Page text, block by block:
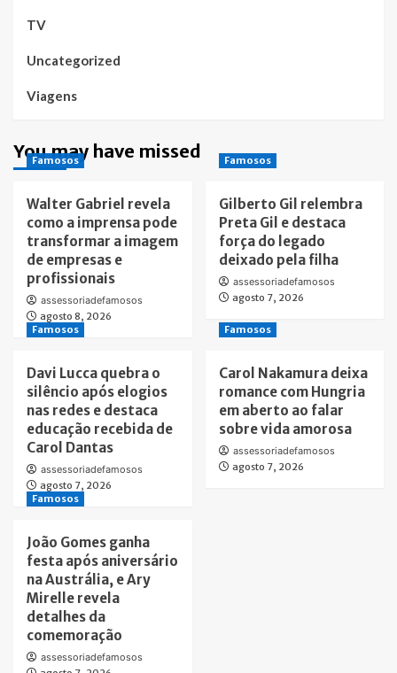
TV
Uncategorized
Viagens
You may have missed
Famosos
Walter Gabriel revela
como a imprensa pode
transformar a imagem
de empresas e
profissionais
assessoriadefamosos
agosto 8, 2026
Famosos
Gilberto Gil relembra
Preta Gil e destaca
força do legado
deixado pela filha
assessoriadefamosos
agosto 7, 2026
Famosos
Davi Lucca quebra o
silêncio após elogios
nas redes e destaca
educação recebida de
Carol Dantas
assessoriadefamosos
agosto 7, 2026
Famosos
Carol Nakamura deixa
romance com Hungria
em aberto ao falar
sobre vida amorosa
assessoriadefamosos
agosto 7, 2026
Famosos
João Gomes ganha
festa após aniversário
na Austrália, e Ary
Mirelle revela
detalhes da
comemoração
assessoriadefamosos